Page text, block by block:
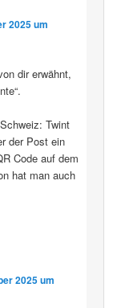
2025 um
dir erwähnt,
Twint
der Post ein
Code auf dem
hat man auch
2025 um